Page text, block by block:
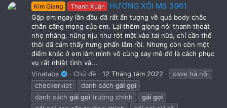
Kim Giang Thanh Xuân HƯƠNG XÔI MS 3961
Gặp em ngay lần đầu đã rất ấn tượng về quả body chắc
chắn căng mọng của em. Lại thêm giọng nói thanh thoát
nhẹ nhàng, nũng nịu như rót mật vào tai nữa, chỉ cần thế
thôi đã cảm thấy hưng phấn lắm rồi. Nhưng còn còn một
điểm khác ở em làm mình vô cùng say mê đó là cách phục
vụ rất nhiệt tình và...
Vinataba
Chủ đề 12 Tháng tám 2022
cave hà nội
checkerviet
danh sách gái gọi
danh sách gái gọi trường chinh gái gọi